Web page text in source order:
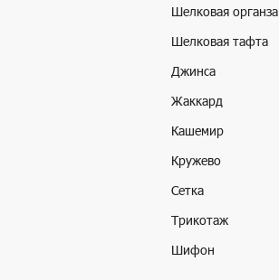
Шелковая органза
Шелковая тафта
Джинса
Жаккард
Кашемир
Кружево
Сетка
Трикотаж
Шифон